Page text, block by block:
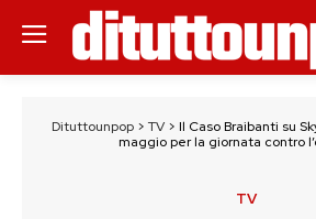
Dituttounpop> TV> Il Caso Braibanti su
maggio per la giornata contro
TV